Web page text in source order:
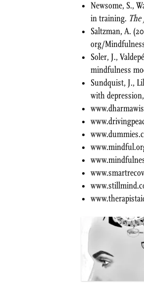
Newsome, S.,
in training. The
Saltzman, A.
org/
Soler, J.,
mindfulness
Sundquist, J.,
with